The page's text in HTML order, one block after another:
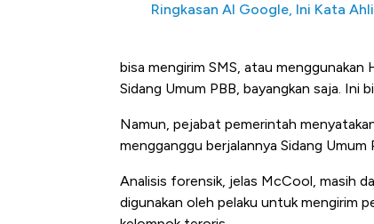
Ringkasan AI Google, Ini Kata Ahli
bisa mengirim SMS, atau
Sidang Umum PBB, bayangkan saja.
Namun, pejabat pemerintah
mengganggu berjalannya Sidang Umum
Analisis forensik, jelas McCool, masih
digunakan oleh pelaku untuk mengirim
Harga
Baik